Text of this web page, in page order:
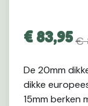
€ 83,95€
De 20mm
dikke
15mm berken